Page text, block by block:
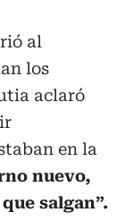
al
los
aclaró
en la
nuevo,
salgan”.